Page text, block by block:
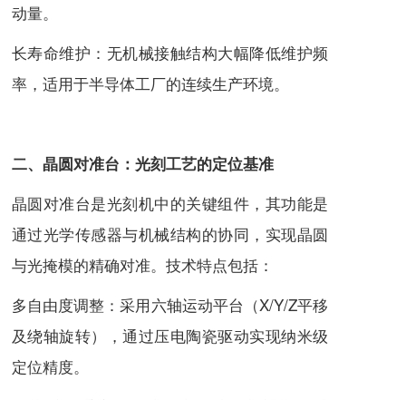
动量。
长寿命维护：无机械接触结构大幅降低维护频
率，适用于半导体工厂的连续生产环境。
二、晶圆对准台：光刻工艺的定位基准
晶圆对准台是光刻机中的关键组件，其功能是
通过光学传感器与机械结构的协同，实现晶圆
与光掩模的精确对准。技术特点包括：
多自由度调整：采用六轴运动平台（X/Y/Z平移
及绕轴旋转），通过压电陶瓷驱动实现纳米级
定位精度。